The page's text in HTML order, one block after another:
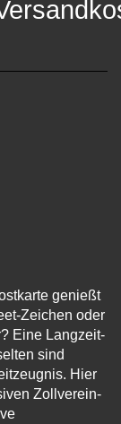
genießt
Zeichen oder
Eine Langzeit-
sind
Hier
Zollverein-